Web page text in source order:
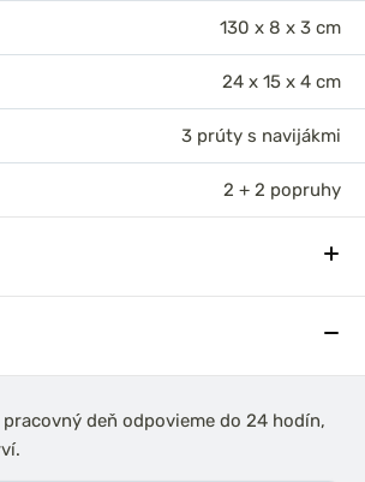
130 x 8 x 3 cm
24 x 15 x 4 cm
3 prúty s navijákmi
2 + 2 popruhy
deň odpovieme do 24 hodín,